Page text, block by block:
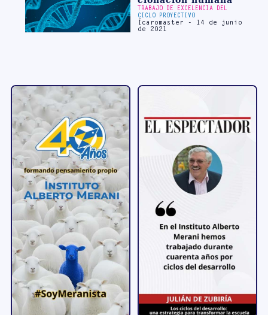
TRABAJO DE EXCELENCIA DEL
CICLO PROYECTIVO
Ícaromaster - 14 de junio
de 2021